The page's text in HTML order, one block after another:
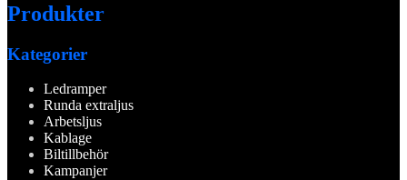
Produkter
Kategorier
Ledramper
Runda extraljus
Arbetsljus
Kablage
Biltillbehör
Kampanjer